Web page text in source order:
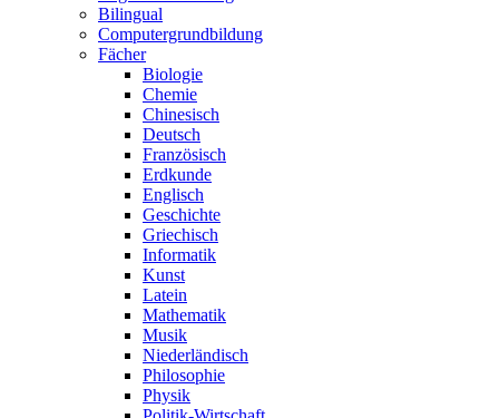
Bilingual
Computergrundbildung
Fächer
Biologie
Chemie
Chinesisch
Deutsch
Französisch
Erdkunde
Englisch
Geschichte
Griechisch
Informatik
Kunst
Latein
Mathematik
Musik
Niederländisch
Philosophie
Physik